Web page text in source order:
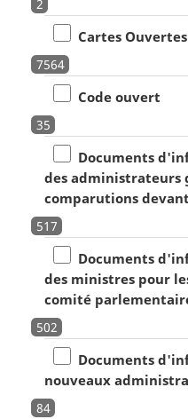
2
Cartes Ouvertes
7564
Code ouvert
35
Documents
des administrateurs
comparutions
517
Documents
des ministres pour
comité
502
Documents
nouveaux
84